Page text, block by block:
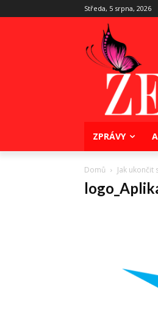
Středa, 5 srpna, 2026
ZPRÁVY
Domů Jak